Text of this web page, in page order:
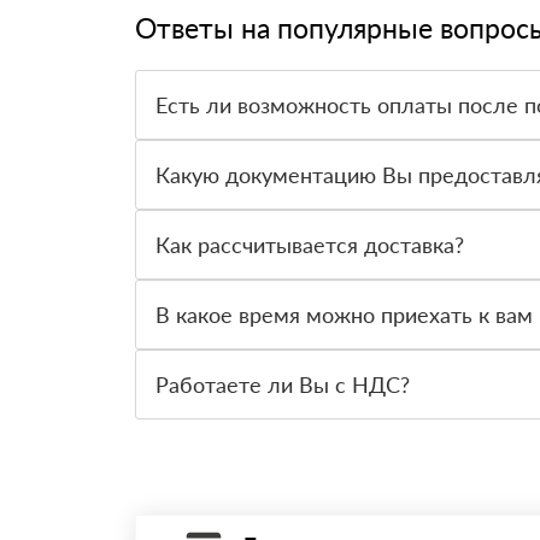
Ответы на популярные
Есть ли возможность оплаты после
вправе от него отказаться.
Какую документацию Вы
Как рассчитывается доставка?
стоимости и сроков доставки, которые
В какое время можно приехать к вам
Работаете ли Вы с НДС?